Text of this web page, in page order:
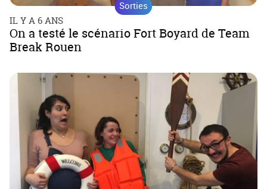
Sorties
IL Y A 6 ANS
On a testé le scénario Fort Boyard de Team
Break Rouen